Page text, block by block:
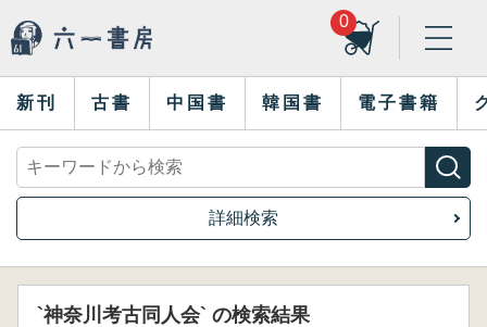
0
新刊 古書 中国書 韓国書 電子書籍
詳細検索
`神奈川考古同人会` の検索結果